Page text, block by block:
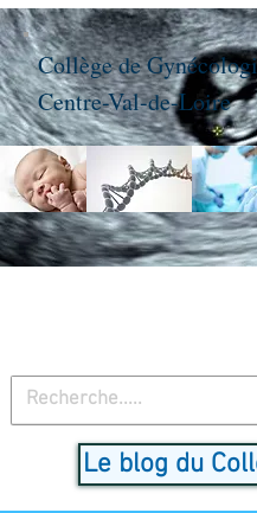
Le blog du
Collège de
Centre-Val-de-Loire